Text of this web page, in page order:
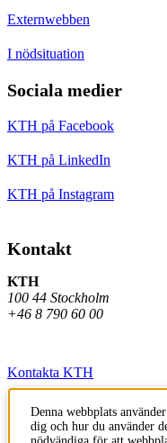
Externwebben
I nödsituation
Sociala medier
KTH på Facebook
KTH på LinkedIn
KTH på Instagram
Kontakt
KTH
100 44 Stockholm
+46 8 790 60 00
Kontakta KTH
Jobba på KTH
Denna webbplats
dig och hur du använder